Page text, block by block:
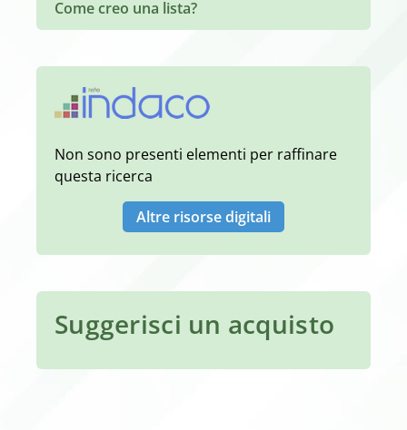
Come creo una lista?
Non sono presenti elementi per raffinare
questa ricerca
Altre risorse digitali
Suggerisci un acquisto